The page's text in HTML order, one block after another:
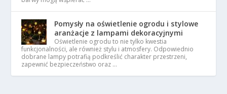
Pomysły na oświetlenie ogrodu i stylowe
aranżacje z lampami dekoracyjnymi
Oświetlenie ogrodu to nie tylko kwestia
funkcjonalności, ale również stylu i atmosfery. Odpowiednio
dobrane lampy potrafią podkreślić charakter przestrzeni,
zapewnić bezpieczeństwo oraz …